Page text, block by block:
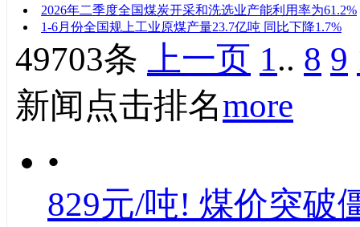
2026年二季度全国煤炭开采和洗选业产能利用率为61.2%
1-6月份全国规上工业原煤产量23.7亿吨 同比下降1.7%
49703条 上一页 1.. 8 9
新闻点击排名more
•
829元/吨! 煤价突破